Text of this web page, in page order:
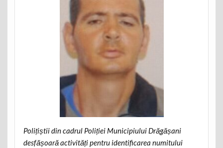
Polițiștii din cadrul Poliției Municipiului Drăgășani
desfășoară activități pentru identificarea numitului